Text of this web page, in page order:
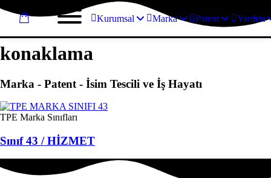
Kurumsal Marka Patent Yardım
konaklama
Marka - Patent - İsim Tescili ve İş Hayatı
TPE Marka Sınıfları
Sınıf 43 / HİZMET